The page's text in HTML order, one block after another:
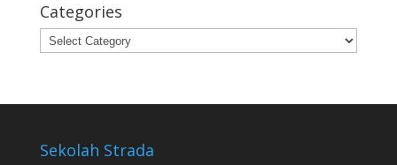
Categories
Categories
Sekolah Strada